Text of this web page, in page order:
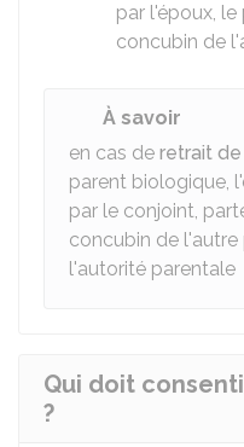
par l'époux,
concubin de
À savoir
en cas de retrait
parent biologique,
par le conjoint,
concubin de
l'autorité parentale
Qui doit
?